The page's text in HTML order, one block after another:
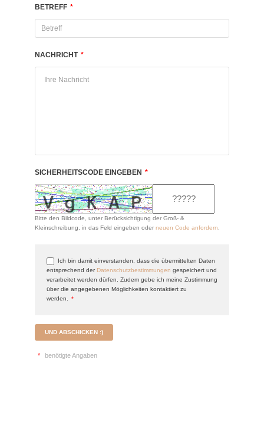
BETREFF *
NACHRICHT *
SICHERHEITSCODE EINGEBEN *
Bitte den Bildcode, unter Berücksichtigung der Groß- &
Kleinschreibung, in das Feld eingeben oder neuen Code anfordern
Ich bin damit einverstanden, dass die übermittelten Daten
entsprechend der Datenschutzbestimmungen gespeichert und
verarbeitet werden dürfen. Zudem gebe ich meine Zustimmung
über die angegebenen Möglichkeiten kontaktiert zu
werden.
*
UND ABSCHICKEN :)
* benötigte Angaben